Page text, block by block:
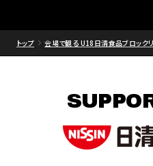
トップ 会場で観る U18日清食品ブロック